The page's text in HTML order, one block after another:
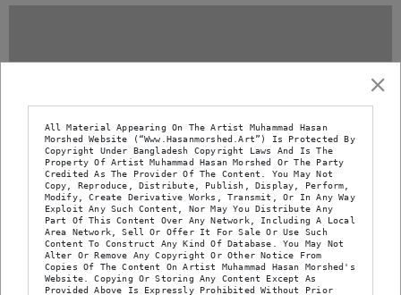
All Material Appearing On The Artist Muhammad Hasan
Morshed Website (“www.hasanmorshed.art”) Is Protected By
Copyright Under Bangladesh Copyright Laws And Is The
Property Of Artist Muhammad Hasan Morshed Or The Party
Credited As The Provider Of The Content. You May Not
Copy, Reproduce, Distribute, Publish, Display, Perform,
Modify, Create Derivative Works, Transmit, Or In Any Way
Exploit Any Such Content, Nor May You Distribute Any
Part Of This Content Over Any Network, Including A Local
Area Network, Sell Or Offer It For Sale Or Use Such
Content To Construct Any Kind Of Database. You May Not
Alter Or Remove Any Copyright Or Other Notice From
Copies Of The Content On Artist Muhammad Hasan Morshed's
Website. Copying Or Storing Any Content Except As
Provided Above Is Expressly Prohibited Without Prior